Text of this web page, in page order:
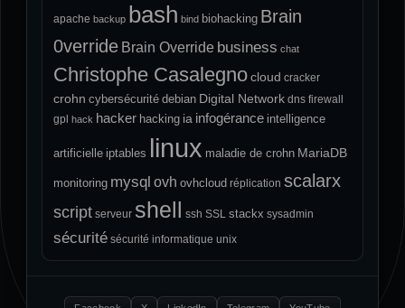
apache backup bash bind biohacking Brain
0verride Brain Override business chat
Christophe Casalegnocloud cracker
crohn cybersécurité debian Digital Network dns firewall
gpl
hack hacker hacking ia infogérance intelligence
artificielle iptables linux maladie de crohn MariaDB
monitoring mysql ovh ovhcloud réplication scalarx
script serveur shell ssh SSL stackx sysadmin
sécurité sécurité informatique unix